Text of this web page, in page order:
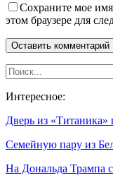
Сохраните мое
этом браузере для
Интересное:
Дверь из «Титаника»
Семейную пару из
На Дональда Трампа